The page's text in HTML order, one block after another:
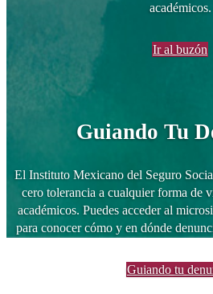
académicos.
Ir al buzón
Guiando Tu
El Instituto Mexicano del Seguro
cero tolerancia a cualquier forma de
académicos. Puedes acceder al
para conocer cómo y en dónde
Guiando tu